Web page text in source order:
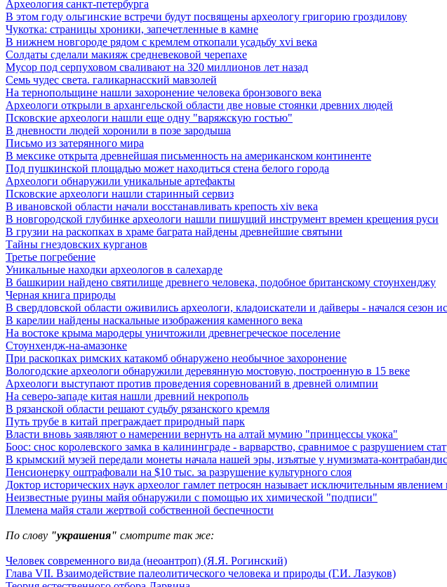
Археология санкт-петербурга
В этом году ольгинские встречи будут посвящены археологу григорию гроздилову
Чукотка: страницы хроники, запечетленные в камне
В нижнем новгороде рядом с кремлем откопали усадьбу xvi века
Солдаты сделали макияж средневековой черепахе
Мусор под cерпуховом сваливают на 320 миллионов лет назад
Семь чудес света. галикарнасский мавзолей
На тернопольщине нашли захоронение человека бронзового века
Археологи открыли в архангельской области две новые стоянки древних людей
Псковские археологи нашли еще одну "варяжскую гостью"
В дневности людей хоронили в позе зародыша
Письмо из затерянного мира
В мексике открыта древнейшая письменность на американском континенте
Под пушкинской площадью может находиться стена белого города
Археологи обнаружили уникальные артефакты
Псковские археологи нашли старинный сервиз
В ивановской области начали восстанавливать крепость xiv века
В новгородской глубинке археологи нашли пишущий инструмент времен крещения руси
В грузии на раскопках в храме баграта найдены древнейшие святыни
Тайны гнездовских курганов
Третье погребение
Уникальные находки археологов в салехарде
В башкирии найдено святилище древнего человека, подобное британскому стоунхенджу
Черная книга природы
В свердловской области оживились археологи, кладоискатели и дайверы - начался сезон
В карелии найдены наскальные изображения каменного века
На востоке крыма мародеры уничтожили древнегреческое поселение
Стоунхендж-на-амазонке
При раскопках римских катакомб обнаружено необычное захоронение
Вологодские археологи обнаружили деревянную мостовую, построенную в 15 веке
Археологи выступают против проведения соревнований в древней олимпии
На северо-западе китая нашли древний некрополь
В рязанской области решают судьбу рязанского кремля
Путь трубе в китай преграждает природный парк
Власти вновь заявляют о намерении вернуть на алтай мумию "принцессы укока"
Боос: снос королевского замка в калининграде - варварство, сравнимое с разрушением
В крымский музей передали монеты начала нашей эры, изъятые у нумизмата-
Пенсионерку оштрафовали на $10 тыс. за разрушение культурного слоя
Доктор исторических наук археолог гамлет петросян называет исключительным
Неизвестные руины майя обнаружили с помощью их химической "подписи"
Племена майя стали жертвой собственной беспечности
По слову "украшения" смотрите так же:
Человек современного вида (неоантроп) (Я.Я. Рогинский)
Глава VII. Взаимодействие палеолитического человека и природы (Г.И. Лазуков)